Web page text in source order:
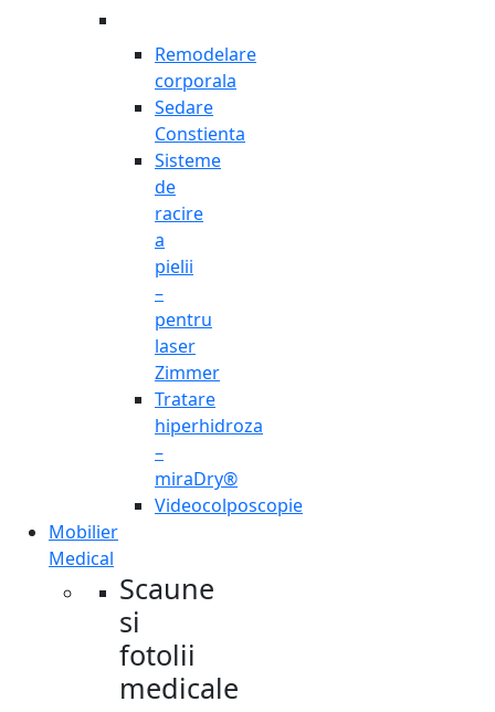
Remodelare
corporala
Sedare
Constienta
Sisteme
de
racire
a
pielii
–
pentru
laser
Zimmer
Tratare
hiperhidroza
–
miraDry®
Videocolposcopie
Mobilier
Medical
Scaune
si
fotolii
medicale